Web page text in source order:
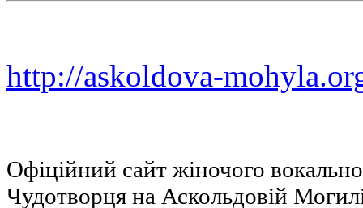
http://askoldova-
Офіційний сайт жіночого
Чудотворця на Аскольдовій